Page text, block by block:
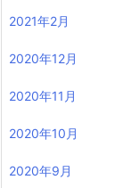
2021年2月
2020年12月
2020年11月
2020年10月
2020年9月